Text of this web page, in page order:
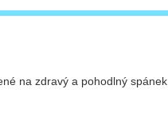
na zdravý a pohodlný spánek.